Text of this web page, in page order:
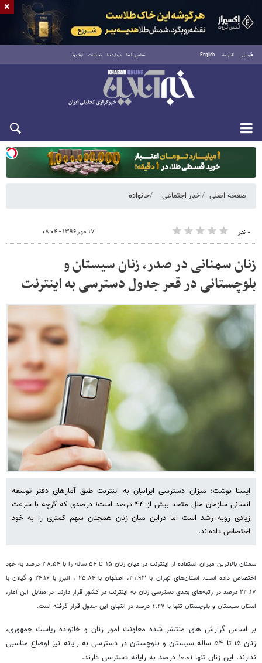
فارسی العربية English تماس با ما درباره ما تبلیغات آرشیو
یکشنبه ۱۸ مرداد ۱۴۰۵
صفحه اصلی اخبار اجتماعی خانواده
۰ نفر ۱۷ مهر ۱۳۹۶ - ۰۸:۰۴
زنان سمنانی در صدر، زنان سیستان و
بلوچستانی در قعر جدول دسترسی به اینترنت
ایسنا نوشت: میزان دسترسی ایرانیان به اینترنت طبق آمارهای دفتر توسعه
انسانی سازمان ملل متحد بیش از ۴۴ درصد است؛ درصدی که گرچه با سرعت
زیادی روبه رشد است اما دراین میان زنان همچنان سهم کمتری را به خود
اختصاص داده‌اند.
سمنان بالاترین میزان استفاده از اینترنت در میان زنان ۱۵ تا ۵۴ ساله را با ۳۸.۵۴ درصد به خود
اختصاص داده است. استان‌های تهران با ۳۱.۹۳، اصفهان با ۲۵.۸۴ ، البرز با ۲۴.۱۶ و گیلان با
۲۳.۱۷ درصد در رتبه‌های بعدی دسترسی زنان به اینترنت در کشور قرار دارند. در مقابل این آمار،
استان سیستان و بلوچستان تنها با ۴.۴۷ درصد در انتهای این جدول قرار گرفته است.
بر اساس گزارش های منتشر شده معاونت امور زنان و خانواده ریاست جمهوری،
زنان ۱۵ تا ۵۴ ساله سیستان و بلوچستان در دسترسی به رایانه نیز اوضاع مناسبی
ندارند. این زنان تنها ۱۰.۰۱ درصد به رایانه دسترسی دارند.
×